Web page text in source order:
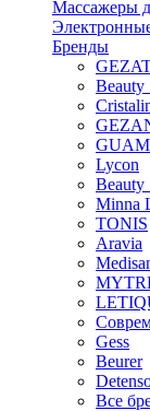
Массажеры
Бренды
Beauty
GUAM
Lycon
Beauty
Minna
TONIS
Aravia
Gess
Beurer
Все